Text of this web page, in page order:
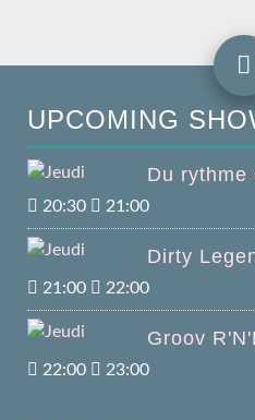
UPCOMING
Du rythme
20:30 21:00
Dirty
21:00 22:00
Groov
22:00 23:00